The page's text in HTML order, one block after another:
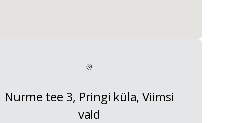
Nurme tee 3, Pringi küla, Viimsi
vald